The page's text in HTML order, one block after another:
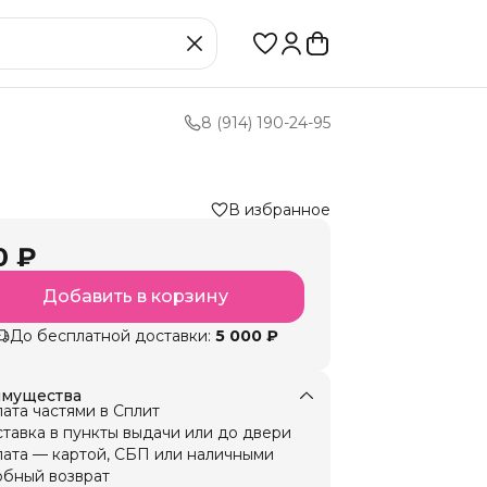
8 (914) 190-24-95
В избранное
₽
Добавить в корзину
До бесплатной доставки: 5 000 ₽
частями в Сплит
в пункты выдачи или до двери
— картой, СБП или наличными
возврат